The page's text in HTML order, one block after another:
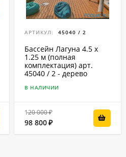
АРТИКУЛ: 45040 / 2
Бассейн Лагуна 4.5 х
1.25 м (полная
комплектация) арт.
45040 / 2 - дерево
В НАЛИЧИИ
120 000 ₽
98 800₽